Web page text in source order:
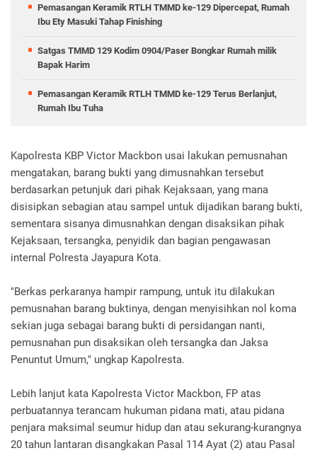
Pemasangan Keramik RTLH TMMD ke-129 Dipercepat, Rumah
Ibu Ety Masuki Tahap Finishing
Satgas TMMD 129 Kodim 0904/Paser Bongkar Rumah milik
Bapak Harim
Pemasangan Keramik RTLH TMMD ke-129 Terus Berlanjut,
Rumah Ibu Tuha
Kapolresta KBP Victor Mackbon usai lakukan pemusnahan
mengatakan, barang bukti yang dimusnahkan tersebut
berdasarkan petunjuk dari pihak Kejaksaan, yang mana
disisipkan sebagian atau sampel untuk dijadikan barang bukti,
sementara sisanya dimusnahkan dengan disaksikan pihak
Kejaksaan, tersangka, penyidik dan bagian pengawasan
internal Polresta Jayapura Kota.
"Berkas perkaranya hampir rampung, untuk itu dilakukan
pemusnahan barang buktinya, dengan menyisihkan nol koma
sekian juga sebagai barang bukti di persidangan nanti,
pemusnahan pun disaksikan oleh tersangka dan Jaksa
Penuntut Umum," ungkap Kapolresta.
Lebih lanjut kata Kapolresta Victor Mackbon, FP atas
perbuatannya terancam hukuman pidana mati, atau pidana
penjara maksimal seumur hidup dan atau sekurang-kurangnya
20 tahun lantaran disangkakan Pasal 114 Ayat (2) atau Pasal